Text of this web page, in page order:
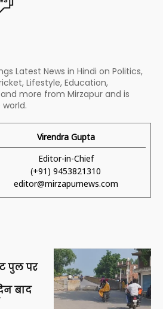
Latest News in Hindi on Politics,
Lifestyle, Education,
more from Mirzapur and is
Virendra Gupta
Editor-in-Chief
(+91) 9453821310
editor@mirzapurnews.com
पुल पर
बाद